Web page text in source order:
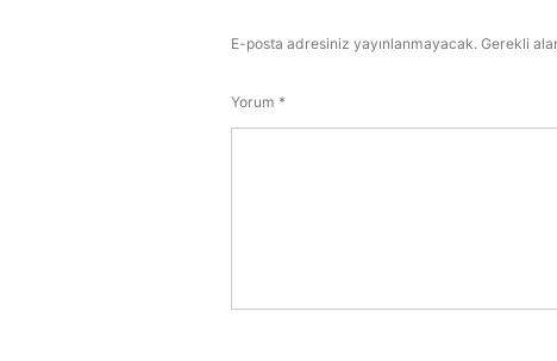
E-posta adresiniz yayınlanmayacak. Gerekli
Yorum *